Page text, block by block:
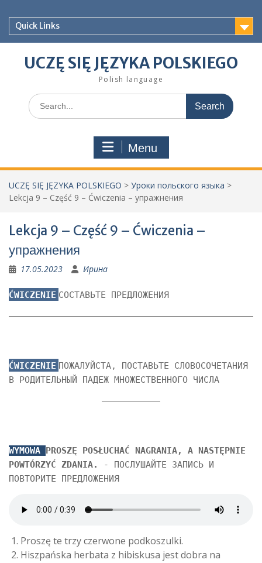
contentQuick Links
UCZĘ SIĘ JĘZYKA POLSKIEGO
Polish language
Search
for:
Menu
UCZĘ SIĘ JĘZYKA POLSKIEGO > Уроки польского языка >
Lekcja 9 – Część 9 – Ćwiczenia – упражнения
Lekcja 9 – Część 9 – Ćwiczenia –
упражнения
17.05.2023 Ирина
ĆWICZENIE СОСТАВЬТЕ ПРЕДЛОЖЕНИЯ
ĆWICZENIE ПОЖАЛУЙСТА, ПОСТАВЬТЕ СЛОВОСОЧЕТАНИЯ
В РОДИТЕЛЬНЫЙ ПАДЕЖ МНОЖЕСТВЕННОГО ЧИСЛА
WYMOWA PROSZĘ POSŁUCHAĆ NAGRANIA, A NASTĘPNIE
POWTÓRZYĆ ZDANIA.
- ПОСЛУШАЙТЕ ЗАПИСЬ И
ПОВТОРИТЕ ПРЕДЛОЖЕНИЯ
Proszę te trzy czerwone podkoszulki.
Hiszpańska herbata z hibiskusa jest dobra na